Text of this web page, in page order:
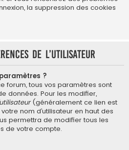
la suppression des cookies
de l’utilisateur
?
forum, tous vos paramètres sont
données. Pour les modifier,
(généralement ce lien est
nom d’utilisateur en haut des
permettra de modifier tous les
de votre compte.